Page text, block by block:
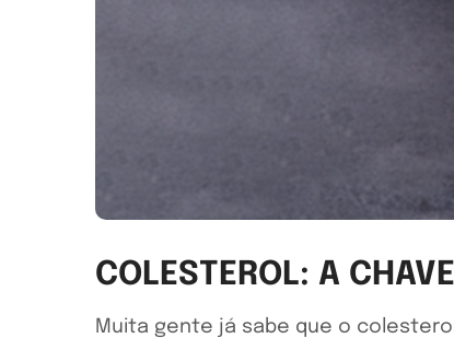
COLESTEROL: A
Muita gente já sabe que o